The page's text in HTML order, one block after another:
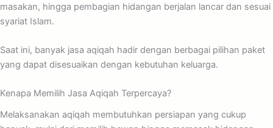
masakan, hingga pembagian hidangan berjalan lancar dan sesuai
syariat Islam.
Saat ini, banyak jasa aqiqah hadir dengan berbagai pilihan paket
yang dapat disesuaikan dengan kebutuhan keluarga.
Kenapa Memilih Jasa Aqiqah Terpercaya?
Melaksanakan aqiqah membutuhkan persiapan yang cukup